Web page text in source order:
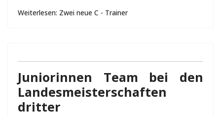
Weiterlesen: Zwei neue C - Trainer
Juniorinnen Team bei den
Landesmeisterschaften
dritter